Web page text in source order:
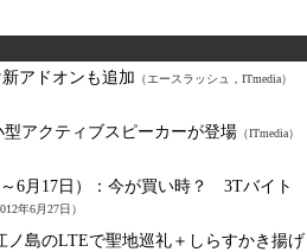
アドオンも追加 （エースラッシュ，ITmedia）
アクティブスピーカーが登場 （ITmedia）
6月17日）： 今が買い時？ 3Tバイト
年6月27日）
島のLTEで聖地巡礼＋しらすかき揚げ